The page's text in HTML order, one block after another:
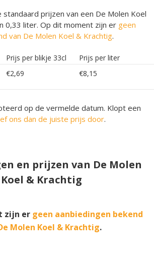
prijzen van een De Molen Koel
0,33 liter. Op dit moment zijn er geen
van De Molen Koel & Krachtig.
Prijs per blikje 33cl
Prijs per liter
€2,69 €8,15
op de vermelde datum. Klopt een
ons dan de juiste prijs door.
en prijzen van De Molen
Koel & Krachtig
zijn er geen aanbiedingen bekend
Molen Koel & Krachtig.